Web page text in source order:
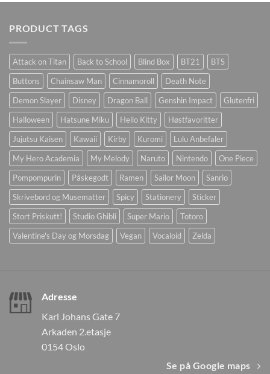
PRODUCT TAGS
Attack on Titan Back to School Blind Box BT21
BTS
Buttons
Chainsaw Man Cinnamoroll
Death Note
Demon Slayer
Disney Dragon Ball Genshin Impact
Glutenfri
Halloween
Hatsune Miku Hello Kitty
Høstfavoritter
Jujutsu Kaisen
Kawaii Kirby Kuromi
Lulu Anbefaler
My Hero Academia
My Melody Naruto Nintendo
One Piece
Pompompurin
Påskegodt Ramen Sailor Moon
Sanrio
Skrivebord og Musematter
Spicy Stationery
Sticker
Stort Priskutt!
Studio Ghibli Super Mario
Totoro
Valentine's Day og Morsdag
Vegan Vocaloid Zelda
Adresse
Karl Johans Gate 7
Arkaden 2.etasje
0154 Oslo
Se på Google maps